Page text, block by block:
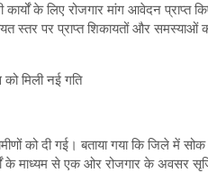
के लिए रोजगार मांग आवेदन प्राप्त
स्तर पर प्राप्त शिकायतों और समस्याओं
को दी गई। बताया गया कि जिले में
के माध्यम से एक ओर रोजगार के अवसर